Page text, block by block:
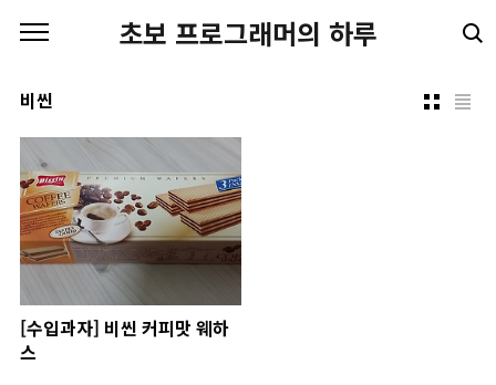
초보 프로그래머의 하루
비씬
[수입과자] 비씬 커피맛 웨하
스